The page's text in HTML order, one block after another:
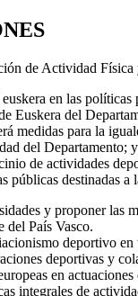
de Actividad
en las
Euskera del
medidas para la
del Departamento;
de actividades
públicas destinadas
y proponer las
del País Vasco.
deportivo en
deportivas y
en
integrales de